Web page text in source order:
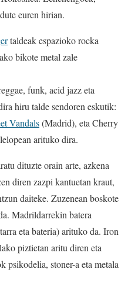
euren hirian.
taldeak espazioko rocka
bikote metal zale
funk, acid jazz eta
hiru talde sendoren eskutik:
Vandals(Madrid), eta Cherry
arituko dira.
dituzte orain arte, azkena
diren zazpi kantuetan kraut,
daiteke. Zuzenean boskote
Madrildarrekin batera
eta bateria) arituko da. Iron
piztietan aritu diren eta
psikodelia, stoner-a eta metala